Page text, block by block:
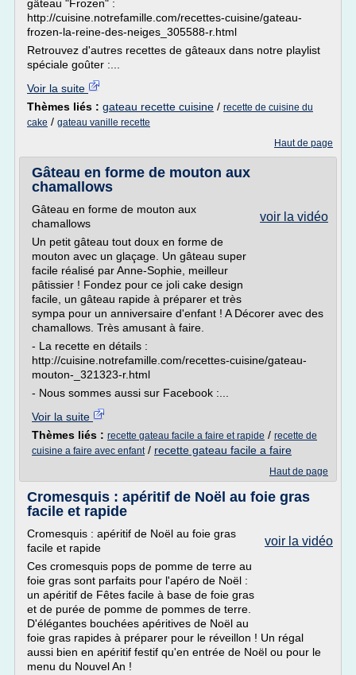
gâteau "Frozen" :
http://cuisine.notrefamille.com/recettes-cuisine/gateau-
frozen-la-reine-des-neiges_305588-r.html
Retrouvez d'autres recettes de gâteaux dans notre playlist
spéciale goûter :...
Voir la suite
Thèmes liés : gateau recette cuisine / recette de cuisine du
cake / gateau vanille recette
Haut de page
Gâteau en forme de mouton aux
chamallows
voir la vidéo
Gâteau en forme de mouton aux
chamallows
Un petit gâteau tout doux en forme de
mouton avec un glaçage. Un gâteau super
facile réalisé par Anne-Sophie, meilleur
pâtissier ! Fondez pour ce joli cake design
facile, un gâteau rapide à préparer et très
sympa pour un anniversaire d'enfant ! A Décorer avec des
chamallows. Très amusant à faire.
- La recette en détails :
http://cuisine.notrefamille.com/recettes-cuisine/gateau-
mouton-_321323-r.html
- Nous sommes aussi sur Facebook :...
Voir la suite
Thèmes liés : recette gateau facile a faire et rapide / recette de
cuisine a faire avec enfant/ recette gateau facile a faire
Haut de page
Cromesquis : apéritif de Noël au foie gras
facile et rapide
voir la vidéo
Cromesquis : apéritif de Noël au foie gras
facile et rapide
Ces cromesquis pops de pomme de terre au
foie gras sont parfaits pour l'apéro de Noël :
un apéritif de Fêtes facile à base de foie gras
et de purée de pomme de pommes de terre.
D'élégantes bouchées apéritives de Noël au
foie gras rapides à préparer pour le réveillon ! Un régal
aussi bien en apéritif festif qu'en entrée de Noël ou pour le
menu du Nouvel An !